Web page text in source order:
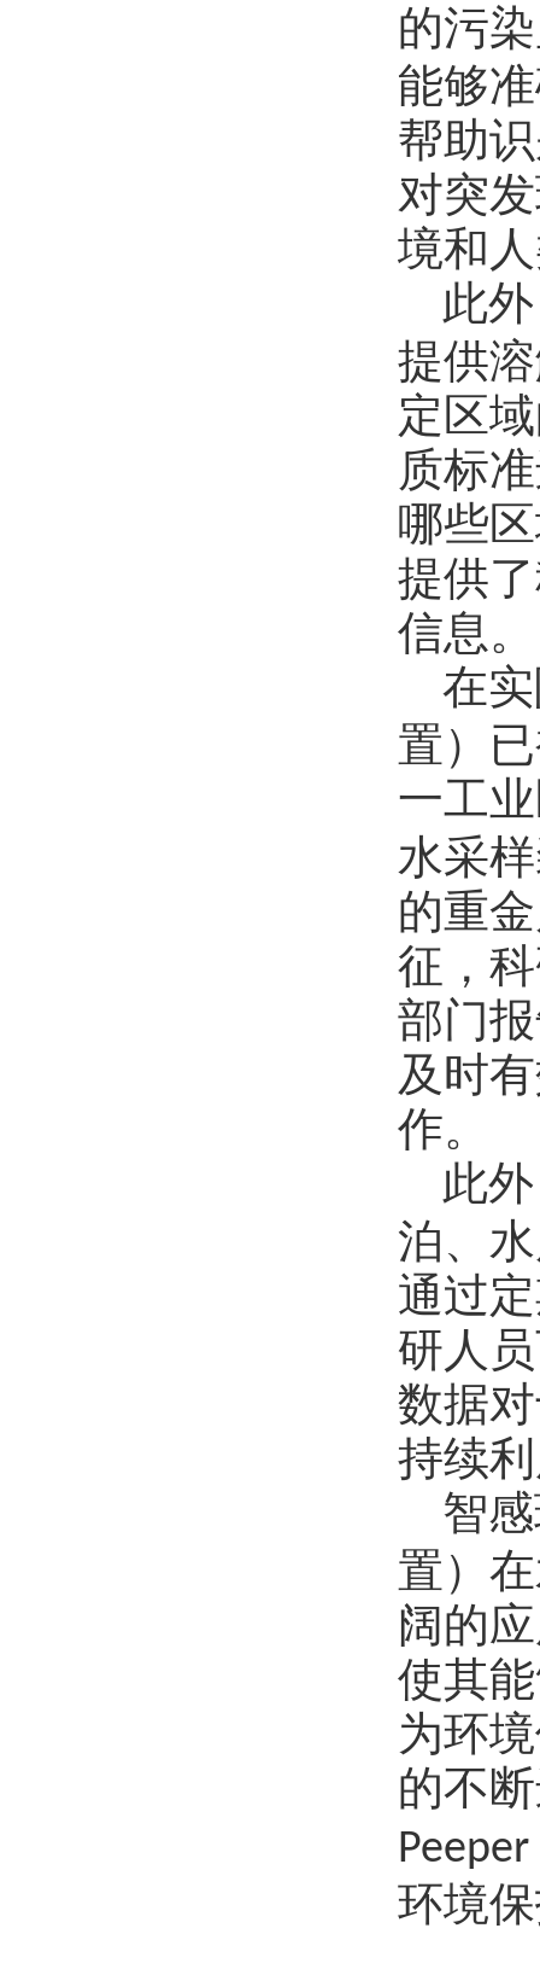
的污
能够
帮助
对突
境和
此
提供
定区
质标
哪些
提供
信息。
在
置）
一工
水采
的重
征，
部门
及时
作。
此
泊、
通过
研人
数据
持续
智
置）
阔的
使其
为环
的不
Peeper
环境